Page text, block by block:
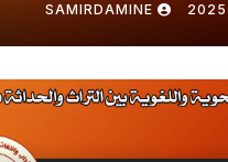
SAMIRDAMINE